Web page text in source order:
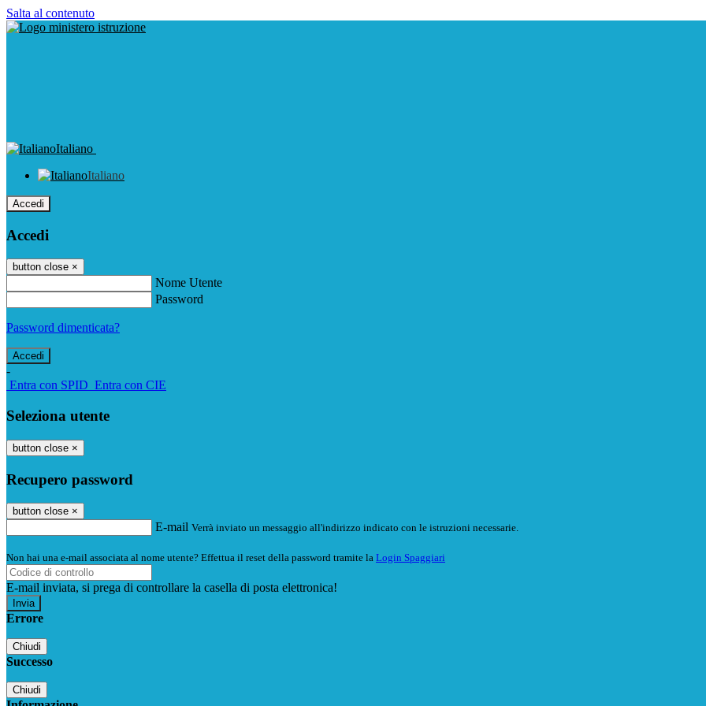
Salta al contenuto
Italiano
Italiano
Accedi
Accedi
button close ×
Nome Utente
Password
Password dimenticata?
-
Entra con SPID Entra con CIE
Seleziona utente
button close ×
Recupero password
button close ×
E-mail Verrà inviato un messaggio all'indirizzo indicato con le istruzioni necessarie.
Non hai una e-mail associata al nome utente? Effettua il reset della password tramite la Login Spaggiari
E-mail inviata, si prega di controllare la casella di posta elettronica!
Errore
Chiudi
Successo
Chiudi